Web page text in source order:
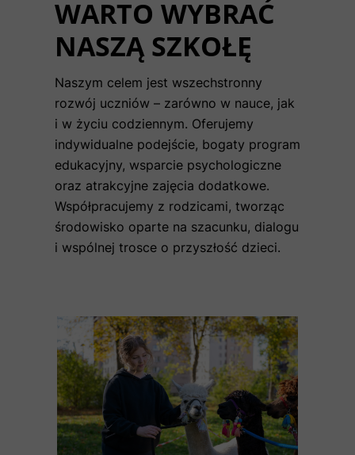
Naszym celem jest wszechstronny
rozwój uczniów – zarówno w nauce, jak
i w życiu codziennym. Oferujemy
indywidualne podejście, bogaty program
edukacyjny, wsparcie psychologiczne
oraz atrakcyjne zajęcia dodatkowe.
Współpracujemy z rodzicami, tworząc
środowisko oparte na szacunku, dialogu
i wspólnej trosce o przyszłość dzieci.
WARTO WYBRAĆ
NASZĄ SZKOŁĘ